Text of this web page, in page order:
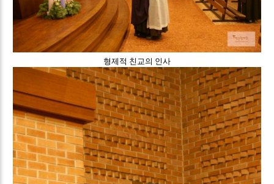
형제적 친교의 인사